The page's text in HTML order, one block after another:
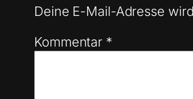
Deine E-Mail-Adresse
Kommentar *